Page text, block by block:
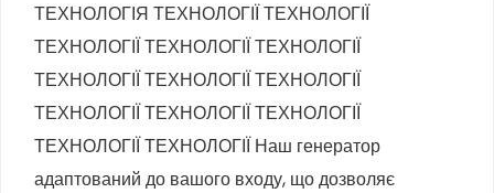
ТЕХНОЛОГІЯ ТЕХНОЛОГІЇ ТЕХНОЛОГІЇ
ТЕХНОЛОГІЇ ТЕХНОЛОГІЇ ТЕХНОЛОГІЇ
ТЕХНОЛОГІЇ ТЕХНОЛОГІЇ ТЕХНОЛОГІЇ
ТЕХНОЛОГІЇ ТЕХНОЛОГІЇ ТЕХНОЛОГІЇ
ТЕХНОЛОГІЇ ТЕХНОЛОГІЇ Наш генератор
адаптований до вашого входу, що дозволяє